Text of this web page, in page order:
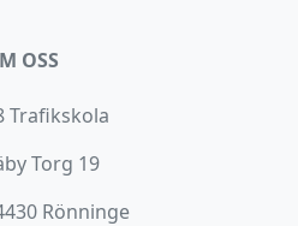
OSS
Trafikskola
Torg 19
Rönninge